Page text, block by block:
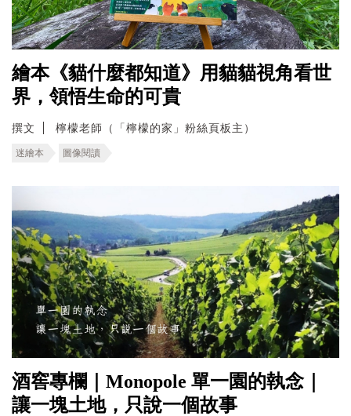
繪本《貓什麼都知道》用貓貓視角看世
界，領悟生命的可貴
撰文 檸檬老師（「檸檬的家」粉絲頁板主）
迷繪本 圖像閱讀
酒窖專欄｜Monopole 單一園的執念｜
讓一塊土地，只說一個故事